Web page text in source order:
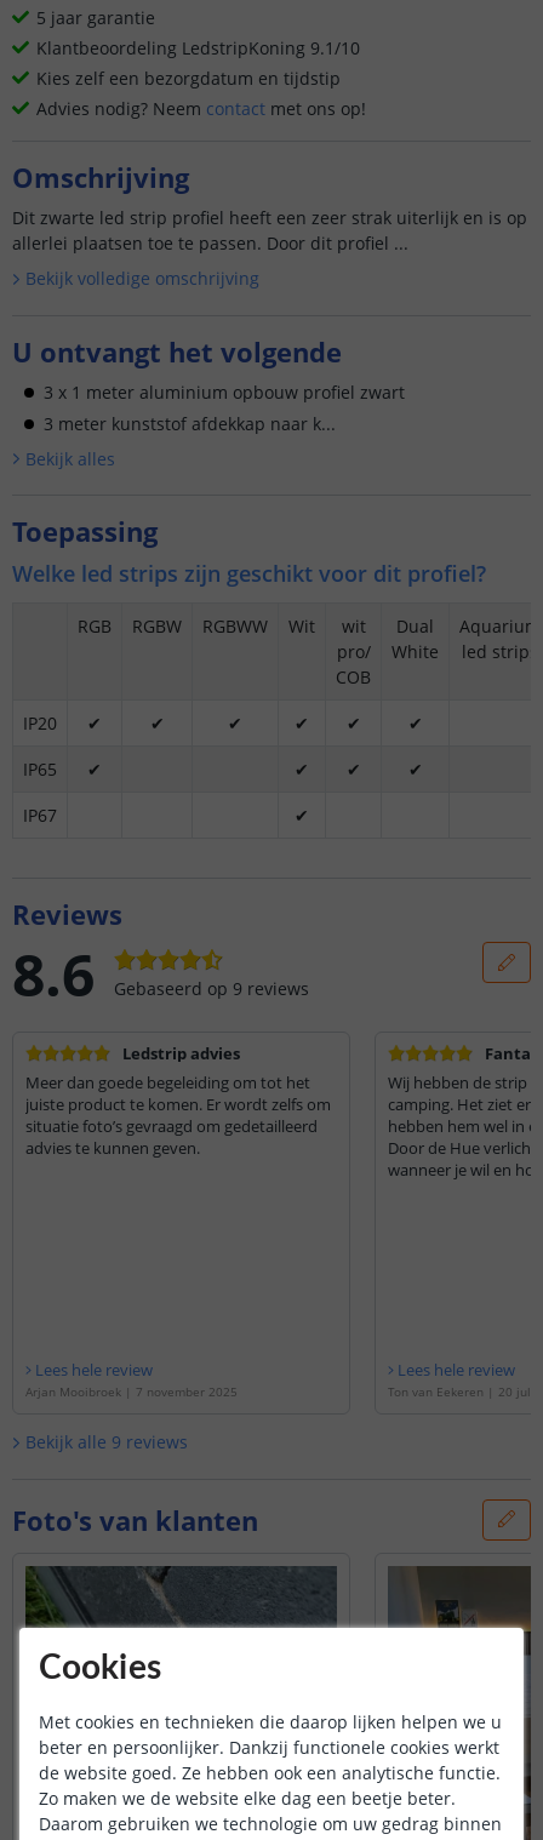
5 jaar garantie
Klantbeoordeling LedstripKoning 9.1/10
Kies zelf een bezorgdatum en tijdstip
Advies nodig? Neem contact met ons op!
Omschrijving
Dit zwarte led strip profiel heeft een zeer strak uiterlijk en is op
allerlei plaatsen toe te passen. Door dit profiel ...
Bekijk volledige omschrijving
U ontvangt het volgende
3 x 1 meter aluminium opbouw profiel zwart
3 meter kunststof afdekkap naar k...
Bekijk alles
Toepassing
Welke led strips zijn geschikt voor dit profiel?
RGB RGBW RGBWW Wit
wit
pro/
COB
Dual
White
Aquarium
led strips
IP20 ✔ ✔ ✔ ✔ ✔
✔
IP65
✔ ✔ ✔
✔
IP67
✔
Reviews
8.6 Gebaseerd op 9 reviews
Ledstrip advies
Meer dan goede begeleiding om tot het
juiste product te komen. Er wordt zelfs om
situatie foto’s gevraagd om gedetailleerd
advies te kunnen geven.
Lees hele review
Arjan Mooibroek | 7 november 2025
Wij hebben de strip
camping. Het ziet er
hebben hem wel in
Door de Hue
wanneer je wil en
Lees hele review
Ton van Eekeren | 20 juli
Bekijk alle 9 reviews
Foto's van klanten
Cookies
Met cookies en technieken die daarop lijken helpen we u
beter en persoonlijker. Dankzij functionele cookies werkt
de website goed. Ze hebben ook een analytische functie.
Zo maken we de website elke dag een beetje beter.
Daarom gebruiken we technologie om uw gedrag binnen